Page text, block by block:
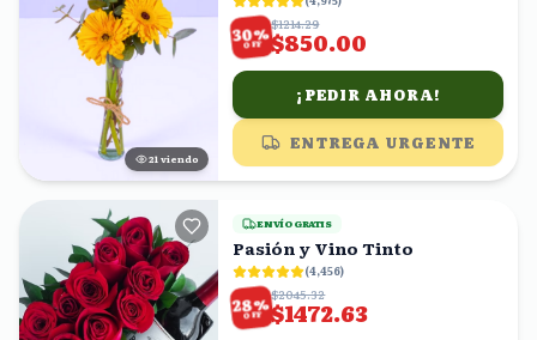
22 viendo
30%
OFF
$1214.29
$850.00
¡PEDIR AHORA!
ENTREGA URGENTE
ENVÍO GRATIS
Pasión y Vino Tinto
(4,456)
28%
OFF
$2045.32
$1472.63